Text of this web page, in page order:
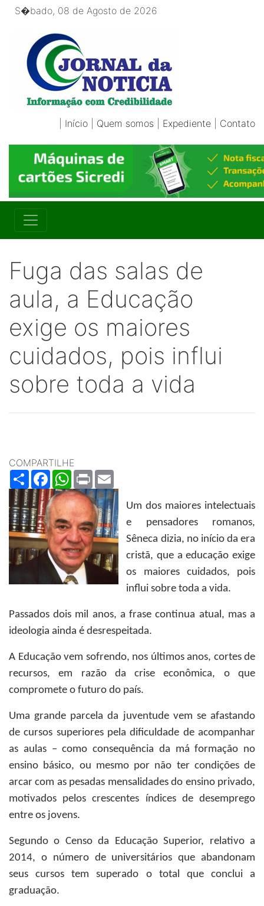
S�bado, 08 de Agosto de 2026
Início Quem somos Expediente Contato
Fuga das salas de
aula, a Educação
exige os maiores
cuidados, pois influi
sobre toda a vida
COMPARTILHE
ShareFacebookWhatsApp
Print
Um dos maiores intelectuais
e pensadores romanos,
Sêneca dizia, no início da era
cristã, que a educação exige
os maiores cuidados, pois
influi sobre toda a vida.
Passados dois mil anos, a frase continua atual, mas a
ideologia ainda é desrespeitada.
A Educação vem sofrendo, nos últimos anos, cortes de
recursos, em razão da crise econômica, o que
compromete o futuro do país.
Uma grande parcela da juventude vem se afastando
de cursos superiores pela dificuldade de acompanhar
as aulas – como consequência da má formação no
ensino básico, ou mesmo por não ter condições de
arcar com as pesadas mensalidades do ensino privado,
motivados pelos crescentes índices de desemprego
entre os jovens.
Segundo o Censo da Educação Superior, relativo a
2014, o número de universitários que abandonam
seus cursos tem superado o total que conclui a
graduação.